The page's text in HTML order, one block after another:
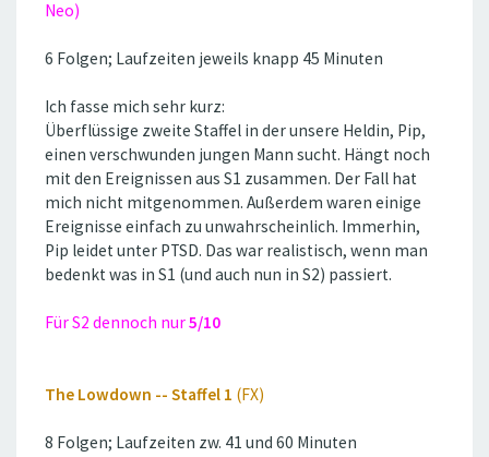
Neo)
6 Folgen; Laufzeiten jeweils knapp 45 Minuten
Ich fasse mich sehr kurz:
Überflüssige zweite Staffel in der unsere Heldin, Pip,
einen verschwunden jungen Mann sucht. Hängt noch
mit den Ereignissen aus S1 zusammen. Der Fall hat
mich nicht mitgenommen. Außerdem waren einige
Ereignisse einfach zu unwahrscheinlich. Immerhin,
Pip leidet unter PTSD. Das war realistisch, wenn man
bedenkt was in S1 (und auch nun in S2) passiert.
Für S2 dennoch nur5/10
The Lowdown -- Staffel 1 (FX)
8 Folgen; Laufzeiten zw. 41 und 60 Minuten